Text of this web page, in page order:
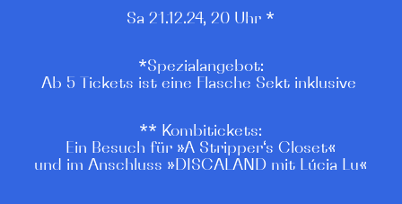
Sa 21.12.24, 20 Uhr *
*Spezialangebot:
Ab 5 Tickets ist eine Flasche Sekt inklusive
** Kombitickets:
Ein Besuch für »A Stripper‘s Closet«
und im Anschluss »DISCALAND mit Lúcia Lu«